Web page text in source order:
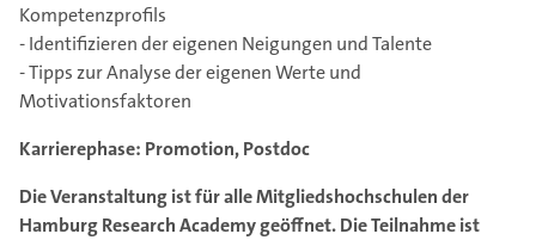
Kompetenzprofils
- Identifizieren der eigenen Neigungen und Talente
- Tipps zur Analyse der eigenen Werte und
Motivationsfaktoren
Karrierephase: Promotion, Postdoc
Die Veranstaltung ist für alle Mitgliedshochschulen der
Hamburg Research Academy geöffnet. Die Teilnahme ist